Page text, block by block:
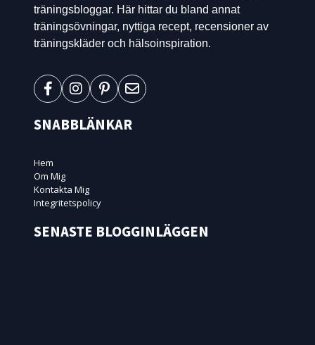
träningsbloggar. Här hittar du bland annat
träningsövningar, nyttiga recept, recensioner av
träningskläder och hälsoinspiration.
SNABBLÄNKAR
Hem
Om Mig
Kontakta Mig
Integritetspolicy
SENASTE BLOGGINLÄGGEN